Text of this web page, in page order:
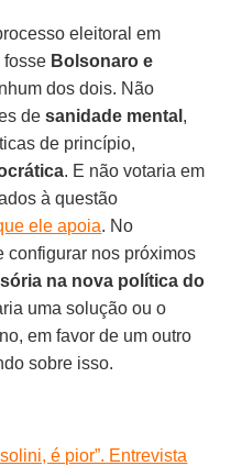
eleitoral em
fosse Bolsonaro e
dos dois. Não
desanidade mental ,
de princípio,
. E não votaria em
à questão
ele apoia. No
configurar nos próximos
na nova política do
uma solução ou o
em favor de um outro
sobre isso.
é pior”. Entrevista